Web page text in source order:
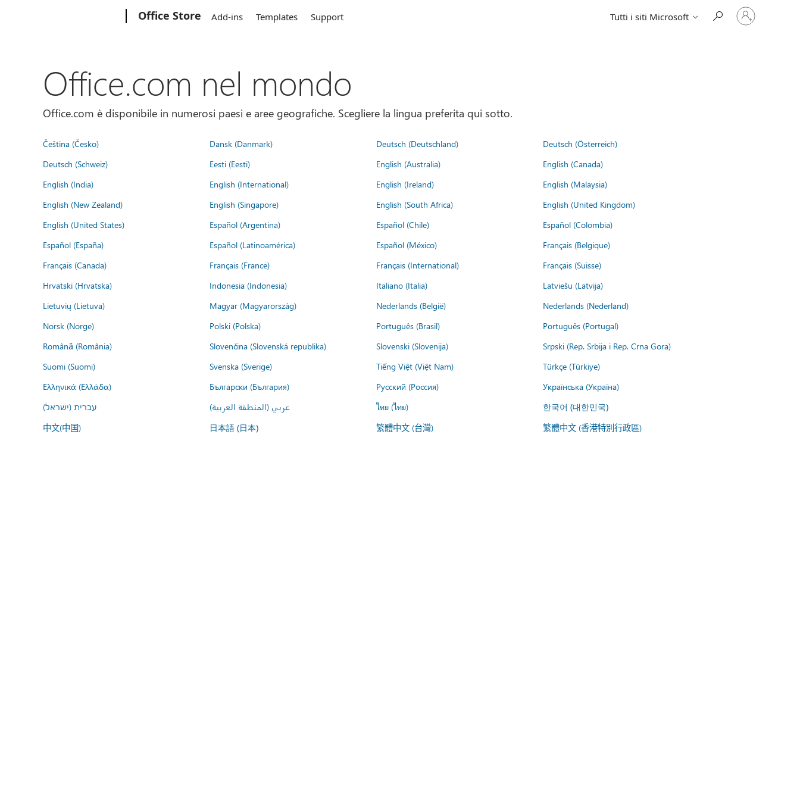
Office Store Add-ins Templates Support Tutti i siti Microsoft
Accedi
con
Office.com nel mondo
Office.com è disponibile in numerosi paesi e aree geografiche. Scegliere la lingua preferita qui sotto.
Čeština (Česko) Dansk (Danmark) Deutsch (Deutschland)
Deutsch (Österreich)
Deutsch (Schweiz)
Eesti (Eesti) English (Australia)
English (Canada)
English (India)
English (International) English (Ireland)
English (Malaysia)
English (New Zealand)
English (Singapore) English (South Africa)
English (United Kingdom)
English (United States)
Español (Argentina) Español (Chile)
Español (Colombia)
Español (España)
Español (Latinoamérica) Español (México)
Français (Belgique)
Français (Canada)
Français (France) Français (International)
Français (Suisse)
Hrvatski (Hrvatska)
Indonesia (Indonesia) Italiano (Italia)
Latviešu (Latvija)
Lietuvių (Lietuva)
Magyar (Magyarország) Nederlands (België)
Nederlands (Nederland)
Norsk (Norge)
Polski (Polska) Português (Brasil)
Português (Portugal)
Română (România)
Slovenčina (Slovenská republika) Slovenski (Slovenija)
Srpski (Rep. Srbija i Rep. Crna Gora)
Suomi (Suomi)
Svenska (Sverige) Tiếng Việt (Việt Nam)
Türkçe (Türkiye)
Ελληνικά (Ελλάδα)
Български (България) Русский (Россия)
Українська (Україна)
עברית (ישראל)
عربي (المنطقة العربية) ไทย (ไทย) 한국어 (대한민국)
中文(中国) 日本語 (日本) 繁體中文 (台灣) 繁體中文 (香港特別行政區)